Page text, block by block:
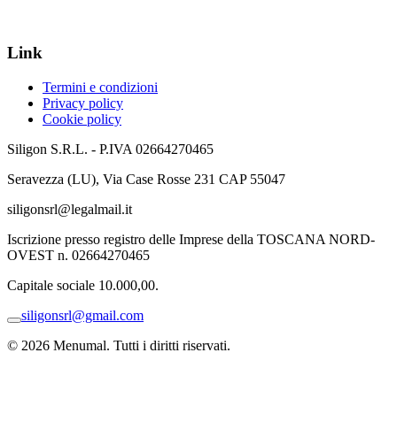
Link
Termini e condizioni
Privacy policy
Cookie policy
Siligon S.R.L. - P.IVA 02664270465
Seravezza (LU), Via Case Rosse 231 CAP 55047
siligonsrl@legalmail.it
Iscrizione presso registro delle Imprese della TOSCANA NORD-
OVEST n. 02664270465
Capitale sociale 10.000,00.
siligonsrl@gmail.com
© 2026 Menumal. Tutti i diritti riservati.